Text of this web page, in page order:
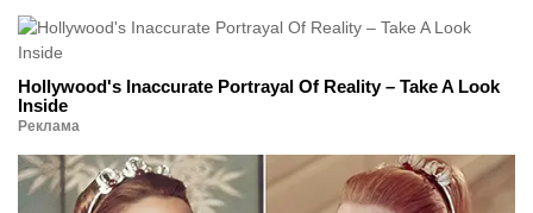
Hollywood's Inaccurate Portrayal Of Reality – Take A Look
Inside
Реклама